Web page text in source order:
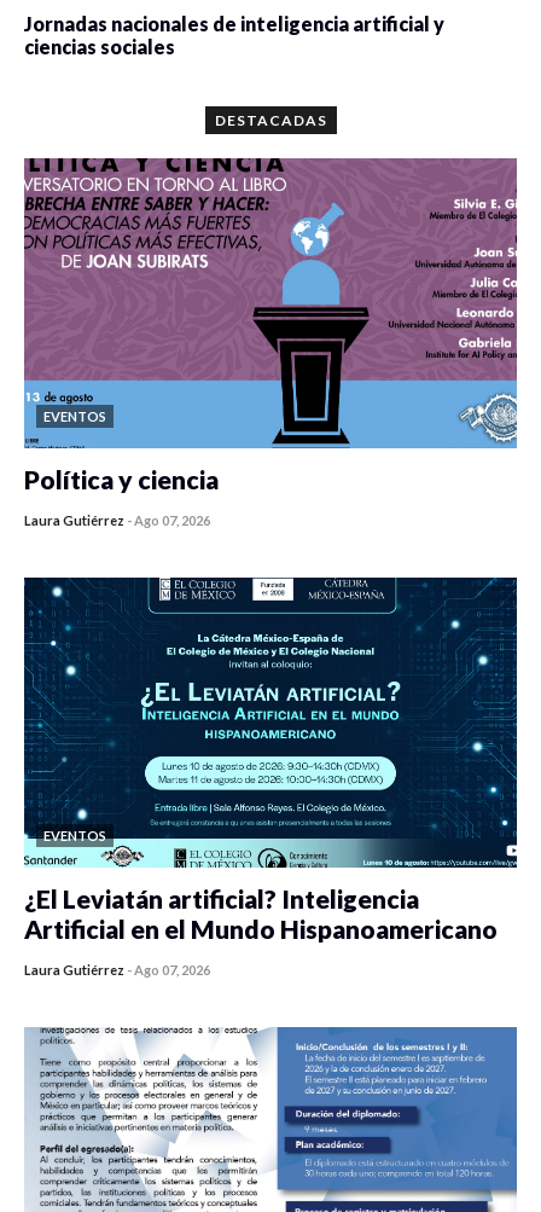
Jornadas nacionales de inteligencia artificial y
ciencias sociales
DESTACADAS
EVENTOS
Política y ciencia
Laura Gutiérrez -Ago 07, 2026
EVENTOS
¿El Leviatán artificial? Inteligencia
Artificial en el Mundo Hispanoamericano
Laura Gutiérrez -Ago 07, 2026